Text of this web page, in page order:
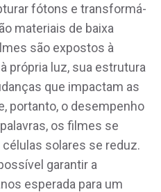
fótons e transformá-
materiais de baixa
são expostos à
própria luz, sua estrutura
que impactam as
portanto, o desempenho
os filmes se
solares se reduz.
garantir a
esperada para um